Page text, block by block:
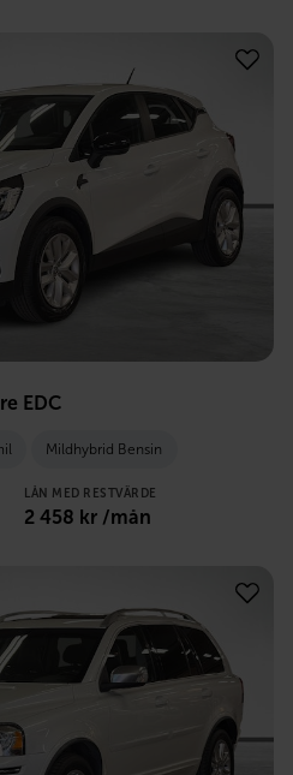
EDC
Mildhybrid Bensin
LÅN MED RESTVÄRDE
2 458 kr /mån